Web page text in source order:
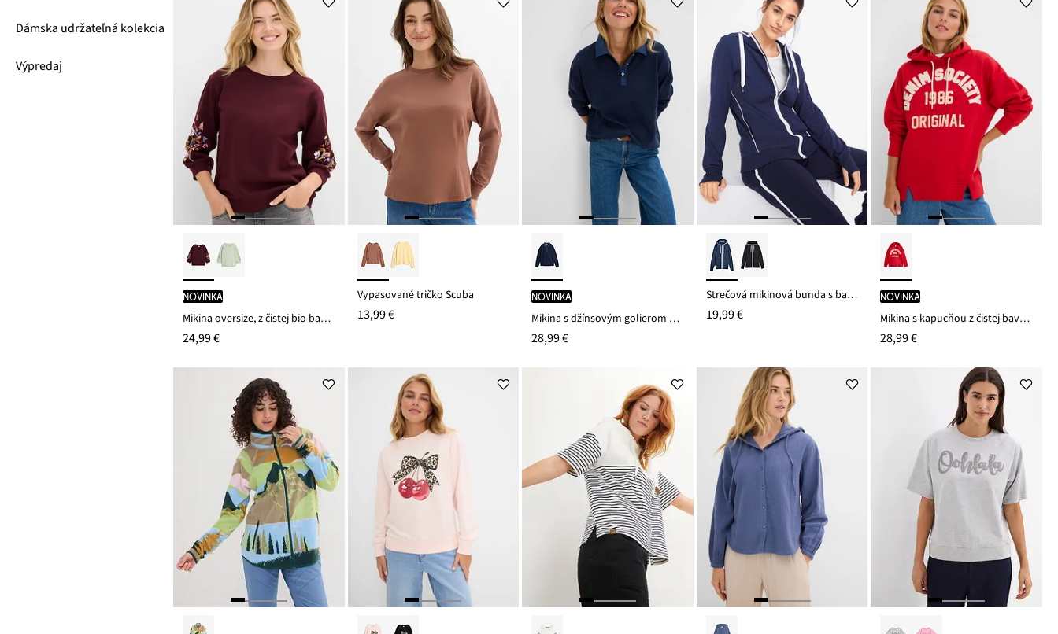
Dámska udržateľná kolekcia
Výpredaj
novinka
Mikina oversize, z čistej bio bavlny
24,99 €
Vypasované tričko Scuba
13,99 €
novinka
Mikina s džínsovým golierom z bavlneného mixu
28,99 €
Strečová mikinová bunda s bavlnou
19,99 €
novinka
Mikina s kapucňou z čistej bavlny
28,99 €